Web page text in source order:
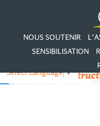
NOUS SOUTENIR
SENSIBILISATION
Select Language▼